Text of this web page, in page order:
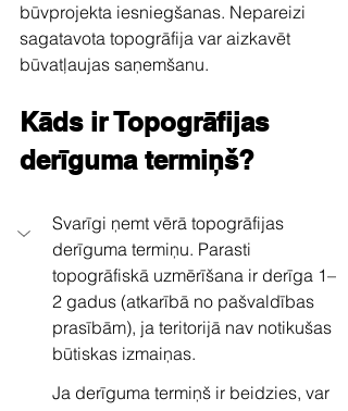
būvprojekta iesniegšanas. Nepareizi
sagatavota topogrāfija var aizkavēt
būvatļaujas saņemšanu.
Kāds ir Topogrāfijas
derīguma termiņš?
Svarīgi ņemt vērā topogrāfijas
derīguma termiņu. Parasti
topogrāfiskā uzmērīšana ir derīga 1–
2 gadus (atkarībā no pašvaldības
prasībām), ja teritorijā nav notikušas
būtiskas izmaiņas.
Ja derīguma termiņš ir beidzies, var